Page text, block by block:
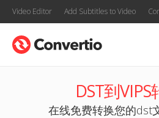
Video Editor Add Subtitles to Video
DST到
在线免费转换您的dst